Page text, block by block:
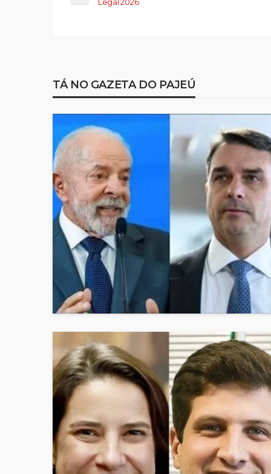
TÁ NO GAZETA DO PAJEÚ